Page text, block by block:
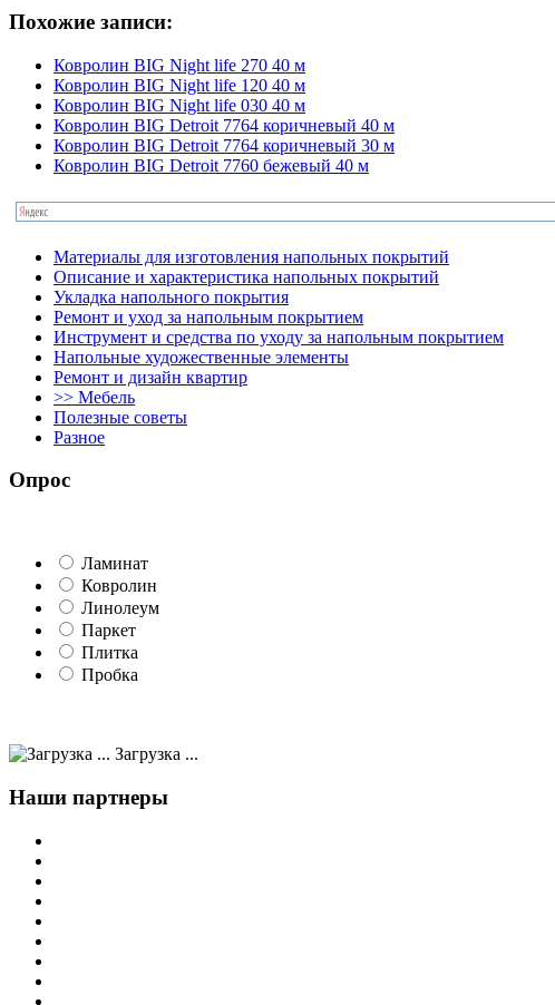
Похожие записи:
Ковролин BIG Night life 270 40 м
Ковролин BIG Night life 120 40 м
Ковролин BIG Night life 030 40 м
Ковролин BIG Detroit 7764 коричневый 40 м
Ковролин BIG Detroit 7764 коричневый 30 м
Ковролин BIG Detroit 7760 бежевый 40 м
Материалы для изготовления напольных покрытий
Описание и характеристика напольных покрытий
Укладка напольного покрытия
Ремонт и уход за напольным покрытием
Инструмент и средства по уходу за напольным покрытием
Напольные художественные элементы
Ремонт и дизайн квартир
>> Мебель
Полезные советы
Разное
Опрос
Ламинат
Ковролин
Линолеум
Паркет
Плитка
Пробка
Загрузка ...
Наши партнеры